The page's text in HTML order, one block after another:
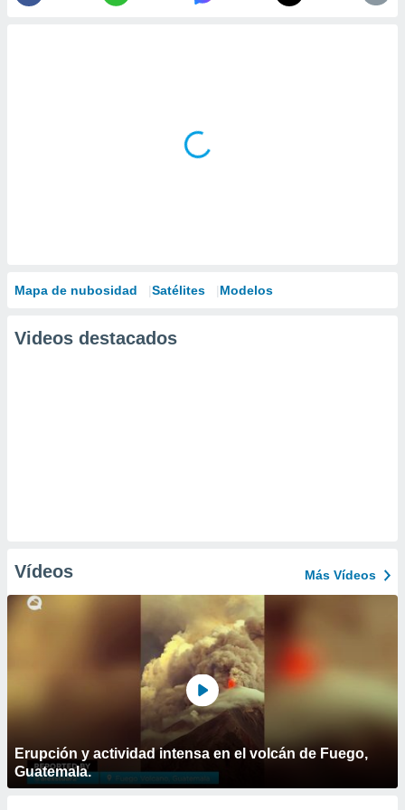
Mapa de nubosidad Satélites Modelos
Videos destacados
Vídeos Más Vídeos
Erupción y actividad intensa en el volcán de Fuego,
Guatemala.